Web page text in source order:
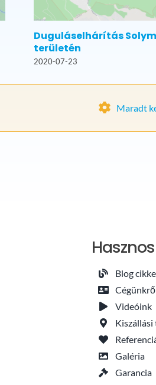
Duguláselhárítás
területén
2020-07-23
Maradt
Blog
Videóink
Galéria
Garancia